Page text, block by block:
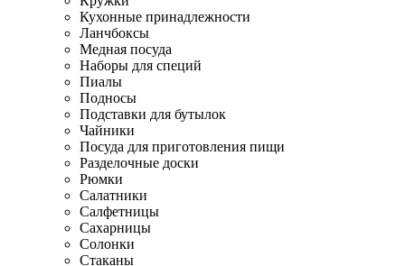
Кухонные принадлежности
Ланчбоксы
Медная посуда
Наборы для специй
Пиалы
Подносы
Подставки для бутылок
Чайники
Посуда для приготовления пищи
Разделочные доски
Рюмки
Салатники
Салфетницы
Сахарницы
Солонки
Стаканы